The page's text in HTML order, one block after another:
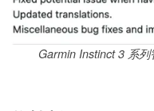
Garmin Instinct 3 系